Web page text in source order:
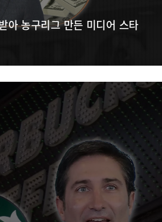
아 농구리그 만든 미디어 스타